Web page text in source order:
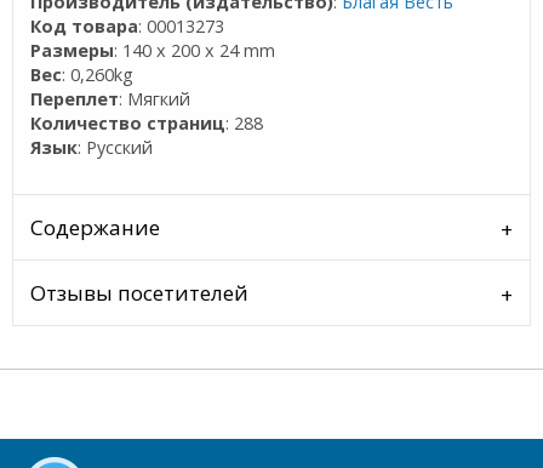
Код товара: 00013273
Размеры: 140 x 200 x 24 mm
Вес: 0,260kg
Переплет: Мягкий
Количество страниц: 288
Язык: Русский
Содержание
Отзывы посетителей